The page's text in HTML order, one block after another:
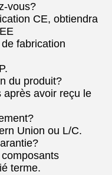
vous?
CE, obtiendra
fabrication
du produit?
après avoir reçu le
Union ou L/C.
terme.